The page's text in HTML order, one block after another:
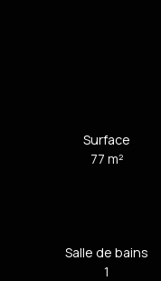
Surface
77 m²
Salle de bains
1